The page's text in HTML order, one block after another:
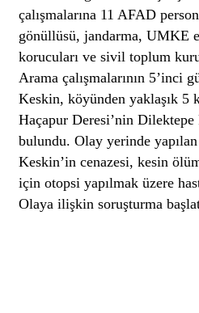
çalışmalarına 11 AFAD
gönüllüsü, jandarma, UMKE
korucuları ve sivil toplum
Arama çalışmalarının 5’inci
Keskin, köyünden yaklaşık 5
Haçapur Deresi’nin
bulundu. Olay yerinde
Keskin’in cenazesi, kesin
için otopsi yapılmak üzere
Olaya ilişkin soruşturma